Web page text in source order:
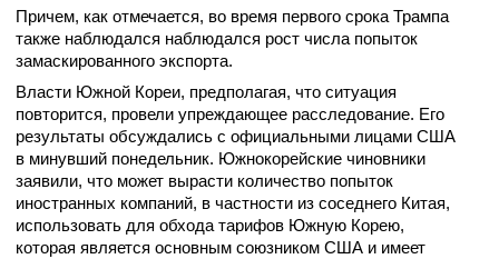
Причем, как отмечается, во время первого срока Трампа
также наблюдался наблюдался рост числа попыток
замаскированного экспорта.
Власти Южной Кореи, предполагая, что ситуация
повторится, провели упреждающее расследование. Его
результаты обсуждались с официальными лицами США
в минувший понедельник. Южнокорейские чиновники
заявили, что может вырасти количество попыток
иностранных компаний, в частности из соседнего Китая,
использовать для обхода тарифов Южную Корею,
которая является основным союзником США и имеет